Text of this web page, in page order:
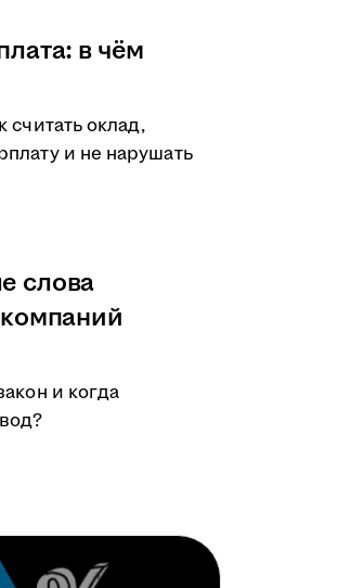
в чём
считать оклад,
и не нарушать
слова
и когда